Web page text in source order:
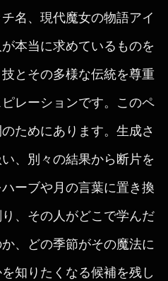
名、現代魔女の物語アイ
本当に求めているものを
とその多様な伝統を尊重
レーションです。このペ
ためにあります。生成さ
、別々の結果から断片を
ーブや月の言葉に置き換
、その人がどこで学んだ
、どの季節がその魔法に
知りたくなる候補を残し